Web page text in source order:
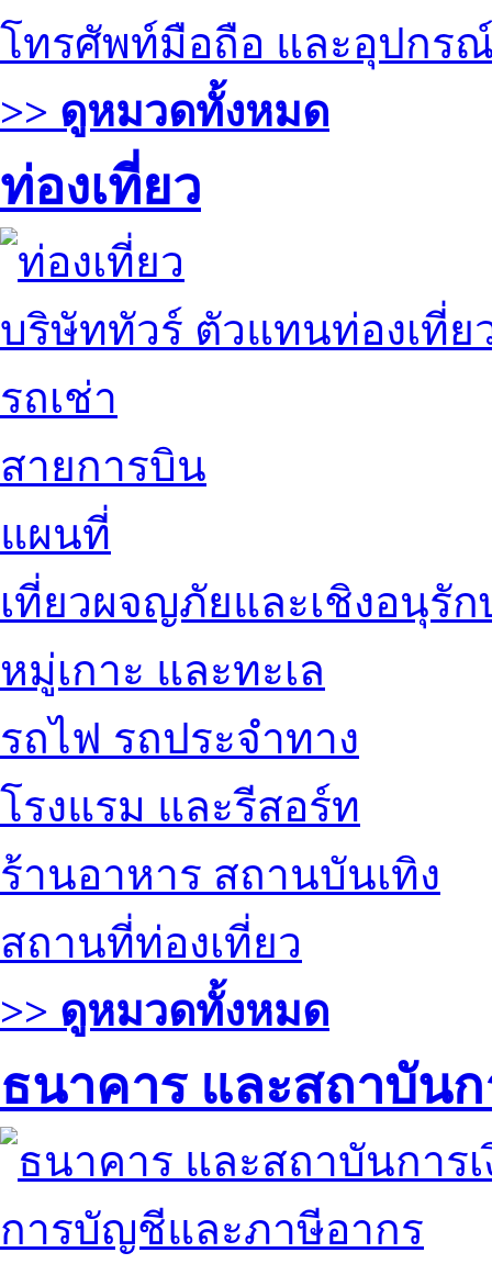
โทรศัพท์มือถือ และอุปกร
>> ดูหมวดทั้งหมด
ท่องเที่ยว
บริษัททัวร์ ตัวแทนท่องเที่ย
รถเช่า
สายการบิน
แผนที่
เที่ยวผจญภัยและเชิงอนุรัก
หมู่เกาะ และทะเล
รถไฟ รถประจำทาง
โรงแรม และรีสอร์ท
ร้านอาหาร สถานบันเทิง
สถานที่ท่องเที่ยว
>> ดูหมวดทั้งหมด
ธนาคาร และสถาบันก
การบัญชีและภาษีอากร